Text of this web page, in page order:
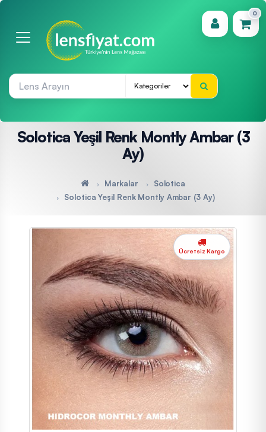
0
(0)
Solotica Yeşil Renk Montly Ambar (3
Ay)
Markalar
Solotica
Solotica Yeşil Renk Montly Ambar (3 Ay)
Ücretsiz Kargo